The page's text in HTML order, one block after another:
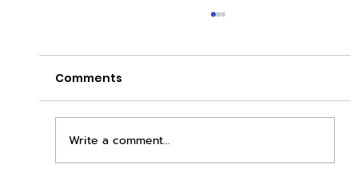
Comments
Write a comment...